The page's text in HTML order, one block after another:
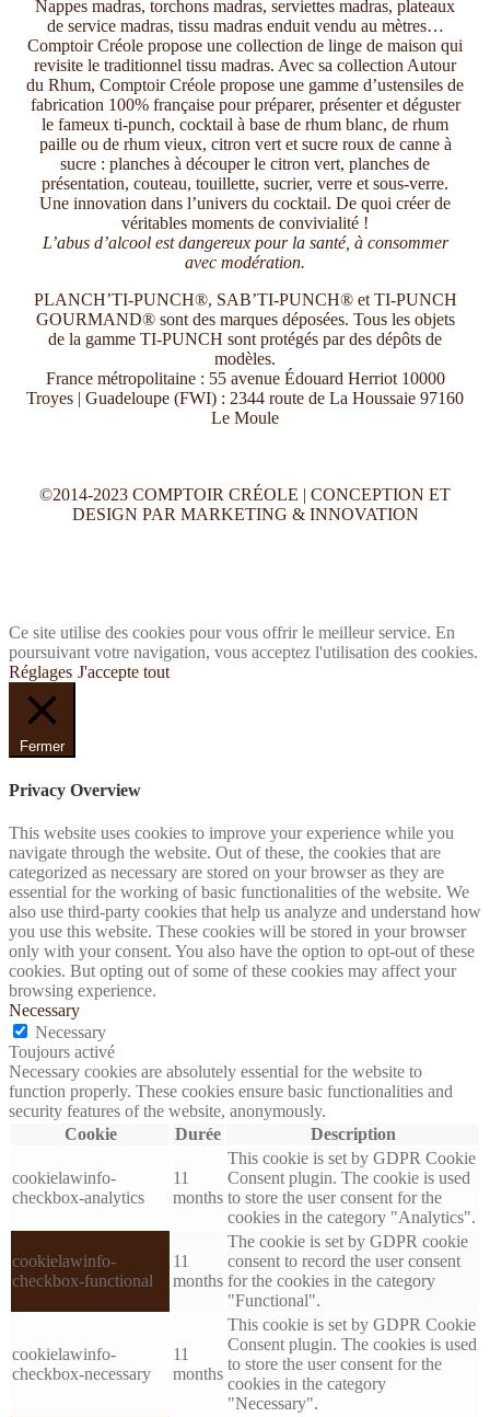
Nappes madras, torchons madras, serviettes madras, plateaux
de service madras, tissu madras enduit vendu au mètres…
Comptoir Créole propose une collection de linge de maison qui
revisite le traditionnel tissu madras. Avec sa collection Autour
du Rhum, Comptoir Créole propose une gamme d’ustensiles de
fabrication 100% française pour préparer, présenter et déguster
le fameux ti-punch, cocktail à base de rhum blanc, de rhum
paille ou de rhum vieux, citron vert et sucre roux de canne à
sucre : planches à découper le citron vert, planches de
présentation, couteau, touillette, sucrier, verre et sous-verre.
Une innovation dans l’univers du cocktail. De quoi créer de
véritables moments de convivialité !
L’abus d’alcool est dangereux pour la santé, à consommer
avec modération.
PLANCH’TI-PUNCH®, SAB’TI-PUNCH® et TI-PUNCH
GOURMAND® sont des marques déposées. Tous les objets
de la gamme TI-PUNCH sont protégés par des dépôts de
modèles.
France métropolitaine : 55 avenue Édouard Herriot 10000
Troyes | Guadeloupe (FWI) : 2344 route de La Houssaie 97160
Le Moule
©2014-2023 COMPTOIR CRÉOLE | CONCEPTION ET
DESIGN PAR MARKETING & INNOVATION
Ce site utilise des cookies pour vous offrir le meilleur service. En
poursuivant votre navigation, vous acceptez l'utilisation des cookies.
Réglages J'accepte tout
Fermer
Privacy Overview
This website uses cookies to improve your experience while you
navigate through the website. Out of these, the cookies that are
categorized as necessary are stored on your browser as they are
essential for the working of basic functionalities of the website. We
also use third-party cookies that help us analyze and understand how
you use this website. These cookies will be stored in your browser
only with your consent. You also have the option to opt-out of these
cookies. But opting out of some of these cookies may affect your
browsing experience.
Necessary
Necessary
Toujours activé
Necessary cookies are absolutely essential for the website to
function properly. These cookies ensure basic functionalities and
security features of the website, anonymously.
Cookie
Durée Description
cookielawinfo-
checkbox-analytics
11
months
This cookie is set by GDPR Cookie
Consent plugin. The cookie is used
to store the user consent for the
cookies in the category "Analytics".
cookielawinfo-
checkbox-functional
11
months
The cookie is set by GDPR cookie
consent to record the user consent
for the cookies in the category
"Functional".
cookielawinfo-
checkbox-necessary
11
months
This cookie is set by GDPR Cookie
Consent plugin. The cookies is used
to store the user consent for the
cookies in the category
"Necessary".